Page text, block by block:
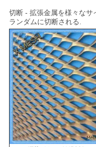
切断 - 拡張金属を様々なサ
ランダムに切断される.